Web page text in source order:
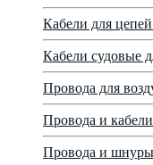
Кабели для
Кабели судовые
Провода для
Провода и
Провода и шнуры